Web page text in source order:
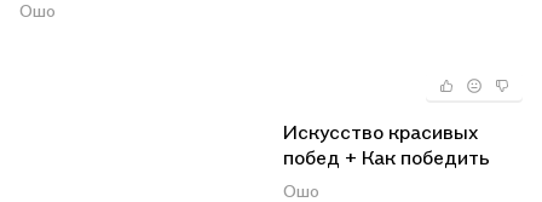
Ошо
Искусство красивых
побед + Как победить
внутренних драконов +
Ошо